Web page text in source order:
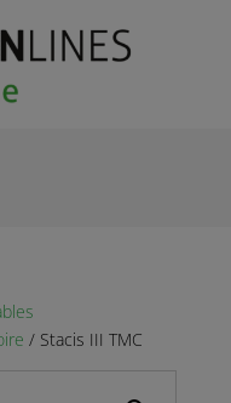
/ Stacis III TMC